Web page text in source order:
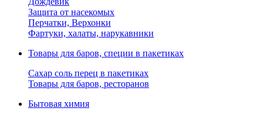
Защита от насекомых
Перчатки, Верхонки
Фартуки, халаты, нарукавники
Товары для баров, специи в пакетиках
Сахар соль перец в пакетиках
Товары для баров, ресторанов
Бытовая химия